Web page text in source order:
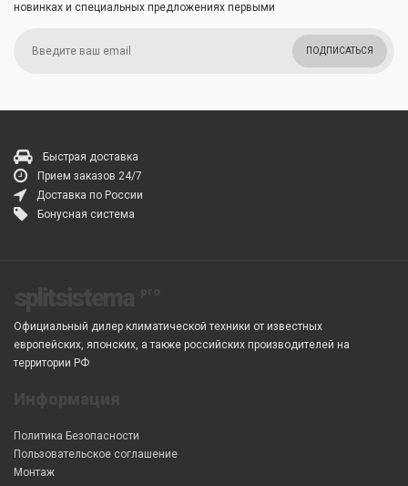
новинках и специальных предложениях первыми
ПОДПИСАТЬСЯ
Быстрая доставка
Прием заказов 24/7
Доставка по России
Бонусная система
Официальный дилер климатической техники от известных
европейских, японских, а также российских производителей на
территории РФ
Политика Безопасности
Пользовательское соглашение
Монтаж